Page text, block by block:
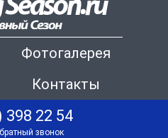
Фотогалерея
Контакты
398 22 54
звонок